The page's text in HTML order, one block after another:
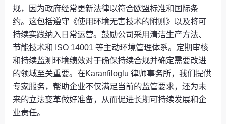
规，因为政府经常更新法律以符合欧盟标准和国际条
约。这包括遵守《使用环境无害技术的附则》以及将可
持续实践纳入日常运营。鼓励公司采用清洁生产方法、
节能技术和 ISO 14001 等主动环境管理体系。定期审核
和持续监测环境绩效对于确保持续合规并确定需要改进
的领域至关重要。在Karanfiloglu 律师事务所，我们提供
专家服务，帮助企业不仅满足当前的监管要求，还为未
来的立法变革做好准备，从而促进长期可持续发展和企
业责任。